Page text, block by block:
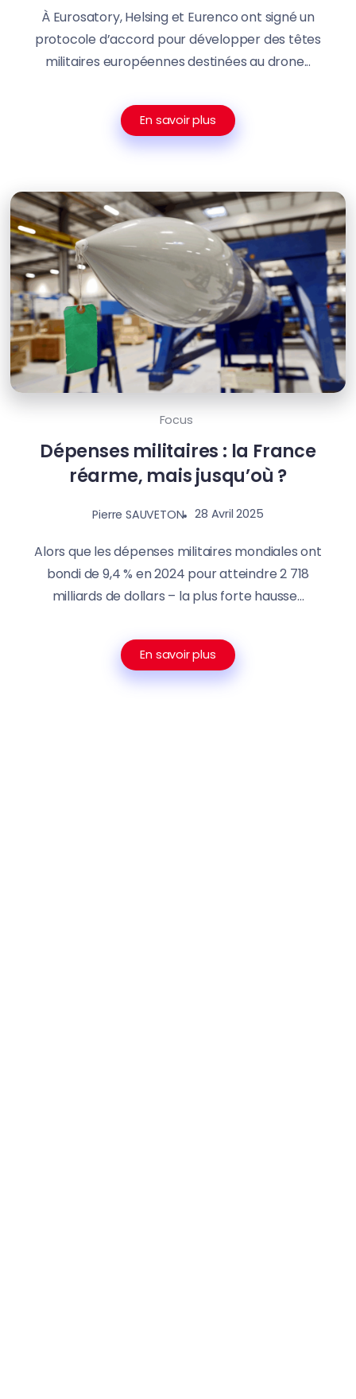
À Eurosatory, Helsing et Eurenco ont signé un
protocole d’accord pour développer des têtes
militaires européennes destinées au drone...
En savoir plus
Focus
Dépenses militaires : la France
réarme, mais jusqu’où ?
Pierre SAUVETON 28 Avril 2025
Alors que les dépenses militaires mondiales ont
bondi de 9,4 % en 2024 pour atteindre 2 718
milliards de dollars – la plus forte hausse...
En savoir plus